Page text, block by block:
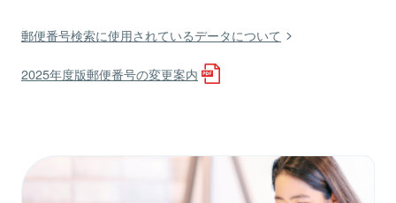
郵便番号検索に使用されているデータについて
2025年度版郵便番号の変更案内